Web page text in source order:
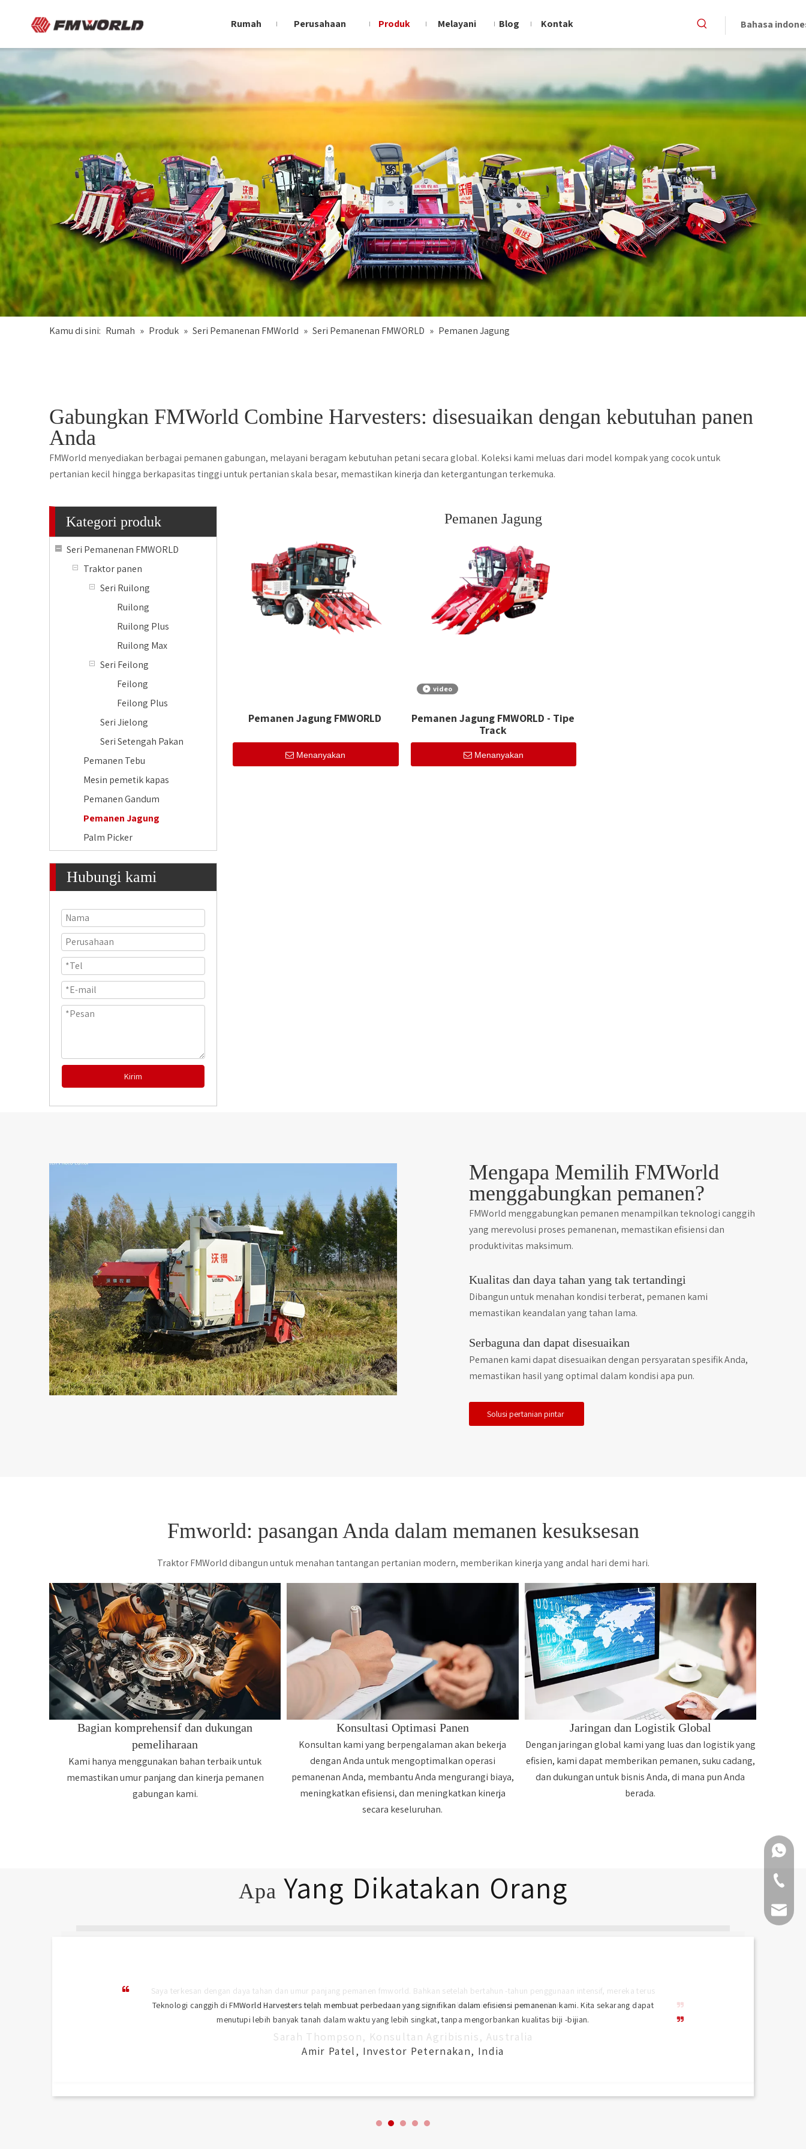
Rumah Perusahaan Produk Melayani Blog Kontak Bahasa
Kamu di sini: Rumah » Produk » Seri Pemanenan FMWorld » Seri Pemanenan FMWORLD » Pemanen Jagung
Gabungkan FMWorld Combine Harvesters: disesuaikan dengan kebutuhan panen
Anda
FMWorld menyediakan berbagai pemanen gabungan, melayani beragam kebutuhan petani secara global. Koleksi kami meluas dari model kompak yang cocok untuk
pertanian kecil hingga berkapasitas tinggi untuk pertanian skala besar, memastikan kinerja dan ketergantungan terkemuka.
Kategori produk
Seri Pemanenan FMWORLD
Traktor panen
Seri Ruilong
Ruilong
Ruilong Plus
Ruilong Max
Seri Feilong
Feilong
Feilong Plus
Seri Jielong
Seri Setengah Pakan
Pemanen Tebu
Mesin pemetik kapas
Pemanen Gandum
Pemanen Jagung
Palm Picker
Hubungi kami
Kirim
Pemanen Jagung
Pemanen Jagung FMWORLD
Menanyakan
video
Pemanen Jagung FMWORLD - Tipe
Track
Menanyakan
Mengapa Memilih FMWorld
menggabungkan pemanen?
FMWorld menggabungkan pemanen menampilkan teknologi canggih
yang merevolusi proses pemanenan, memastikan efisiensi dan
produktivitas maksimum.
Kualitas dan daya tahan yang tak tertandingi
Dibangun untuk menahan kondisi terberat, pemanen kami
memastikan keandalan yang tahan lama.
Serbaguna dan dapat disesuaikan
Pemanen kami dapat disesuaikan dengan persyaratan spesifik Anda,
memastikan hasil yang optimal dalam kondisi apa pun.
Solusi pertanian pintar
Fmworld: pasangan Anda dalam memanen kesuksesan
Traktor FMWorld dibangun untuk menahan tantangan pertanian modern, memberikan kinerja yang andal hari demi hari.
Bagian komprehensif dan dukungan
pemeliharaan
Kami hanya menggunakan bahan terbaik untuk
memastikan umur panjang dan kinerja pemanen
gabungan kami.
Konsultasi Optimasi Panen
Konsultan kami yang berpengalaman akan bekerja
dengan Anda untuk mengoptimalkan operasi
pemanenan Anda, membantu Anda mengurangi biaya,
meningkatkan efisiensi, dan meningkatkan kinerja
secara keseluruhan.
Jaringan dan Logistik Global
Dengan jaringan global kami yang luas dan logistik yang
efisien, kami dapat memberikan pemanen, suku cadang,
dan dukungan untuk bisnis Anda, di mana pun Anda
berada.
Apa Yang Dikatakan Orang
Teknologi canggih di FMWorld Harvesters telah membuat perbedaan yang signifikan dalam efisiensi pemanenan kami. Kita sekarang dapat
menutupi lebih banyak tanah dalam waktu yang lebih singkat, tanpa mengorbankan kualitas biji -bijian.
Amir Patel, Investor Peternakan, India
+86
+86-